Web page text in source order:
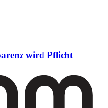
wird Pflicht